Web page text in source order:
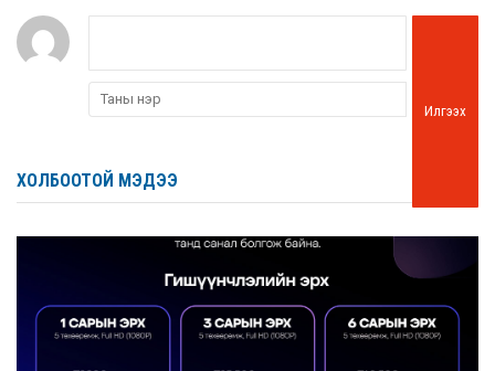
Илгээх
ХОЛБООТОЙ МЭДЭЭ